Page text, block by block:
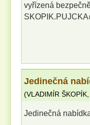
vyřízená
Jedinečná
(VLADIMÍR ŠKOPÍK
Jedinečná